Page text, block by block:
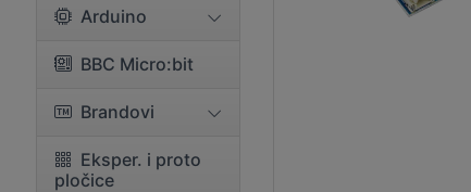
Arduino
BBC Micro:bit
Brandovi
Eksper. i proto
pločice